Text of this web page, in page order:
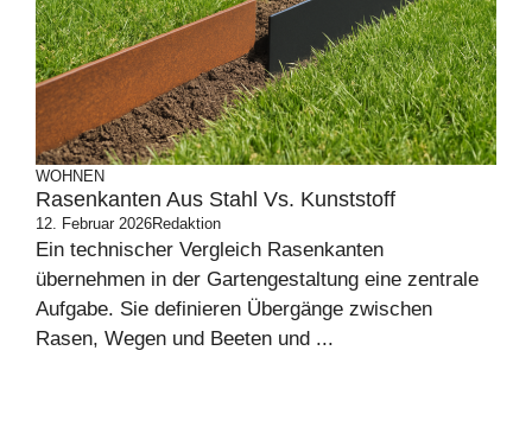
WOHNEN
Rasenkanten Aus Stahl Vs. Kunststoff
12. Februar 2026Redaktion
Ein technischer Vergleich Rasenkanten
übernehmen in der Gartengestaltung eine zentrale
Aufgabe. Sie definieren Übergänge zwischen
Rasen, Wegen und Beeten und ...